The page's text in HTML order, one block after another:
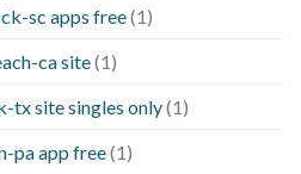
sc apps free(1)
ca site(1)
tx site singles only(1)
pa app free(1)